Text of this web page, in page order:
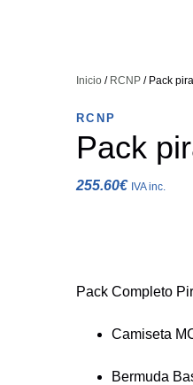
Inicio/ RCNP/ Pack
RCNP
Pack
255.60€ IVA inc.
Camiseta
Bermuda